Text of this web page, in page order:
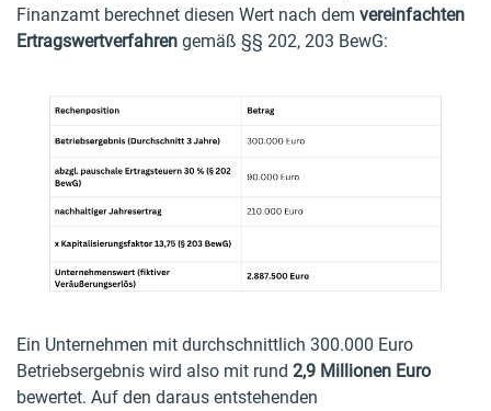
Finanzamt berechnet diesen Wert nach dem vereinfachten
Ertragswertverfahren gemäß §§ 202, 203 BewG:
Ein Unternehmen mit durchschnittlich 300.000 Euro
Betriebsergebnis wird also mit rund 2,9 Millionen Euro
bewertet. Auf den daraus entstehenden